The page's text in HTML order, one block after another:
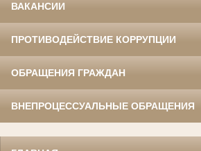
ВАКАНСИИ
ПРОТИВОДЕЙСТВИЕ КОРРУПЦИИ
ОБРАЩЕНИЯ ГРАЖДАН
ВНЕПРОЦЕССУАЛЬНЫЕ ОБРАЩЕНИЯ